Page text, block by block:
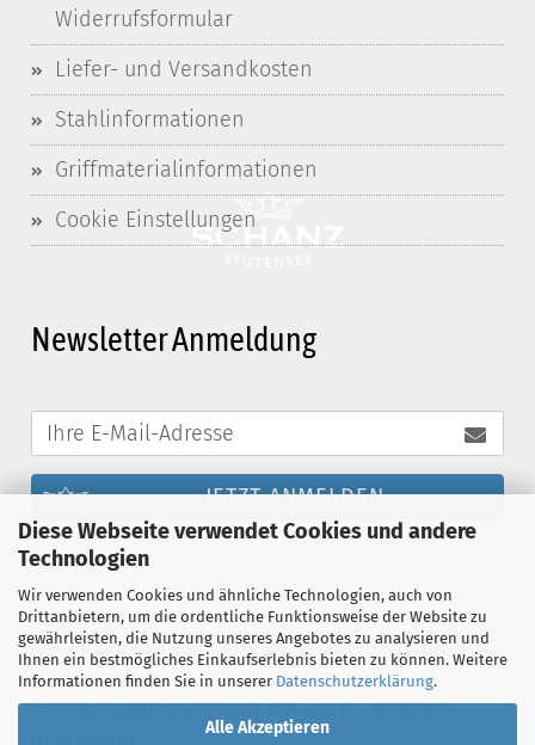
Diese Webseite verwendet Cookies und andere
Technologien
Wir verwenden Cookies und ähnliche Technologien, auch von
Drittanbietern, um die ordentliche Funktionsweise der Website zu
gewährleisten, die Nutzung unseres Angebotes zu analysieren und
Ihnen ein bestmögliches Einkaufserlebnis bieten zu können. Weitere
Informationen finden Sie in unserer Datenschutzerklärung.
Alle Akzeptieren
Widerrufsformular
Liefer- und Versandkosten
Stahlinformationen
Griffmaterialinformationen
Cookie Einstellungen
Newsletter Anmeldung
JETZT ANMELDEN
Melden Sie sich noch heute zum Schanz-
Newsletter an und profitieren Sie von exklusiven
Vergünstigungen. Sie können den Newsletter
jederzeit kostenlos abbestellen. Die
Kontaktdaten hierzu finden Sie in unserem